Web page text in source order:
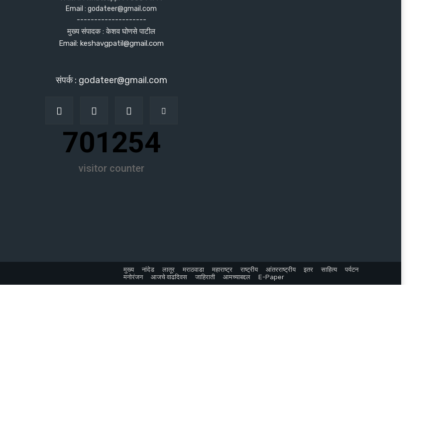
Email : godateer@gmail.com
--------------------
मुख्य संपादक : केशव घोणसे पाटील
Email: keshavgpatil@gmail.com
संपर्क : godateer@gmail.com
701254
visitor counter
मुख्य नांदेड लातूर मराठवाडा महाराष्ट्र राष्ट्रीय आंतरराष्ट्रीय इतर साहित्य
पर्यटन
मनोरंजन
आजचे वाढदिवस जाहिराती आमच्याबद्दल E-Paper